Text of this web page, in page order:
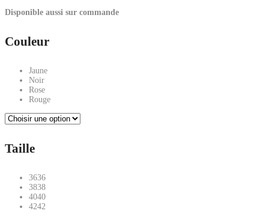
Disponible aussi sur commande
Couleur
Jaune
Noir
Rose
Rouge
Taille
3636
3838
4040
4242